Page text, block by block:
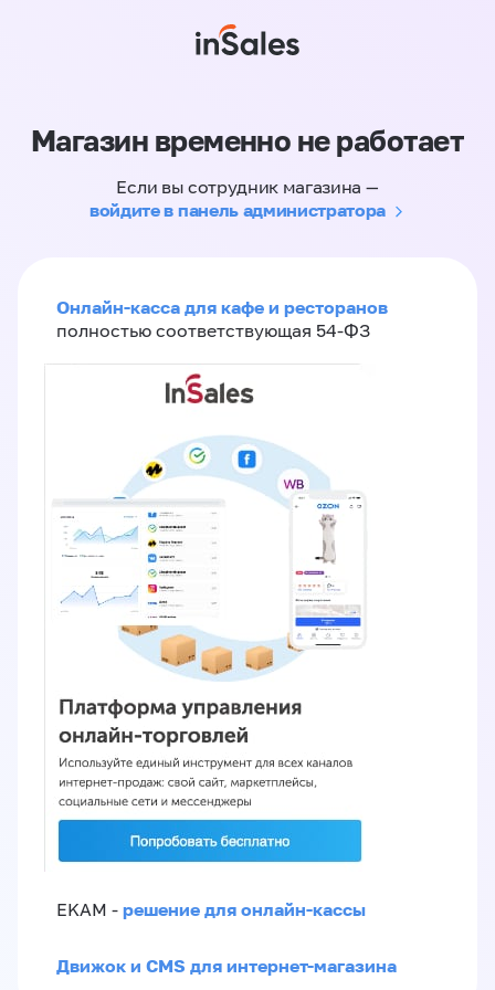
Магазин временно не работает
Если вы сотрудник магазина —
войдите в панель администратора
Онлайн-касса для кафе и ресторанов
полностью соответствующая 54-ФЗ
EKAM - решение для онлайн-кассы
Движок и CMS для интернет-магазина